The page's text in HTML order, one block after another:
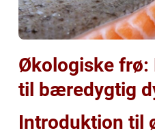
Økologiske frø:
til bæredygtig
Introduktion til